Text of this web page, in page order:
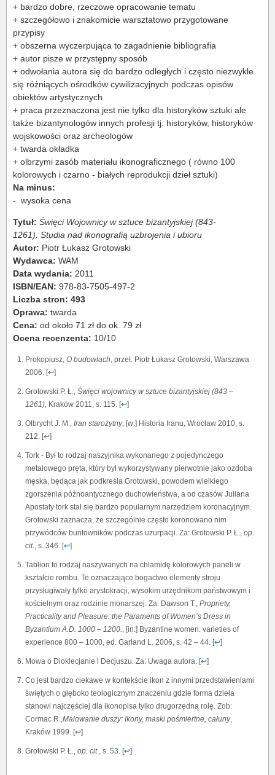
+ bardzo dobre, rzeczowe opracowanie tematu
+ szczegółowo i znakomicie warsztatowo przygotowane
przypisy
+ obszerna wyczerpująca to zagadnienie bibliografia
+ autor pisze w przystępny sposób
+ odwołania autora się do bardzo odległych i często niezwykle
się różniących ośrodków cywilizacyjnych podczas opisów
obiektów artystycznych
+ praca przeznaczona jest nie tylko dla historyków sztuki ale
także bizantynologów innych profesji tj: historyków, historyków
wojskowości oraz archeologów
+ twarda okładka
+ olbrzymi zasób materiału ikonograficznego ( równo 100
kolorowych i czarno - białych reprodukcji dzieł sztuki)
Na minus:
- wysoka cena
Tytuł: Święci Wojownicy w sztuce bizantyjskiej (843-
1261). Studia nad ikonografią uzbrojenia i ubioru
Autor: Piotr Łukasz Grotowski
Wydawca: WAM
Data wydania: 2011
ISBN/EAN: 978-83-7505-497-2
Liczba stron: 493
Oprawa: twarda
Cena: od około 71 zł do ok. 79 zł
Ocena recenzenta: 10/10
Prokopiusz, O budowlach, przeł. Piotr Łukasz Grotowski, Warszawa
2006. [↩]
Grotowski P. Ł., Święci wojownicy w sztuce bizantyjskiej (843 –
1261), Kraków 2011, s. 115. [↩]
Olbrycht J. M., Iran starożytny, [w:] Historia Iranu, Wrocław 2010, s.
212. [↩]
Tork - Był to rodzaj naszyjnika wykonanego z pojedynczego
metalowego pręta, który był wykorzystywany pierwotnie jako ozdoba
męska, będąca jak podkreśla Grotowski, powodem wielkiego
zgorszenia późnoantycznego duchowieństwa, a od czasów Juliana
Apostaty tork stał się bardzo popularnym narzędziem koronacyjnym.
Grotowski zaznacza, że szczególnie często koronowano nim
przywódców buntowników podczas uzurpacji. Za: Grotowski P. Ł., op.
cit., s. 346. [↩]
Tablion to rodzaj naszywanych na chlamidę kolorowych paneli w
kształcie rombu. Te oznaczające bogactwo elementy stroju
przysługiwały tylko arystokracji, wysokim urzędnikom państwowym i
kościelnym oraz rodzinie monarszej. Za: Dawson T., Propriety,
Practicality and Pleasure: the Paraments of Women’s Dress in
Byzantium A.D. 1000 – 1200., [in:] Byzantine women: varieties of
experience 800 – 1000, ed. Garland L. 2006, s. 42 – 44. [↩]
Mowa o Dioklecjanie i Decjuszu. Za: Uwaga autora. [↩]
Co jest bardzo ciekawe w kontekście ikon z innymi przedstawieniami
świętych o głęboko teologicznym znaczeniu gdzie forma dzieła
stanowi najczęściej dla ikonopisa tylko drugorzędną rolę. Zob:
Cormac R.,Malowanie duszy: Ikony, maski pośmiertne, całuny,
Kraków 1999. [↩]
Grotowski P. Ł., op. cit., s. 53. [↩]